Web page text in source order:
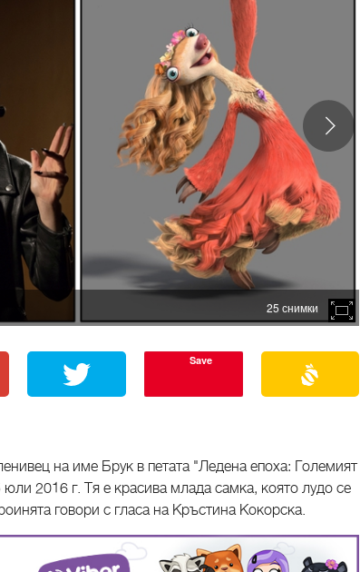
25 снимки
Save
на име Брук в петата "Ледена епоха: Големият
2016 г. Тя е красива млада самка, която лудо се
говори с гласа на Кръстина Кокорска.